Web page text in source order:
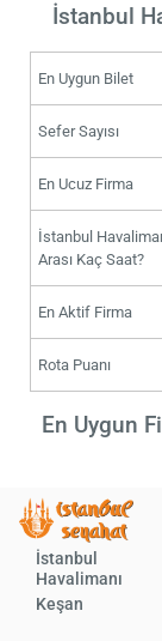
İstanbul
En Uygun Bilet
Sefer Sayısı
En Ucuz Firma
İstanbul
Arası Kaç Saat?
En Aktif Firma
Rota Puanı
En Uygun
İstanbul
Havalimanı
Keşan